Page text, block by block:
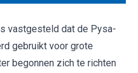
vastgesteld dat de Pysa-
gebruikt voor grote
begonnen zich te richten